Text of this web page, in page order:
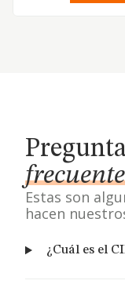
Estas son
hacen
¿Cuál es el